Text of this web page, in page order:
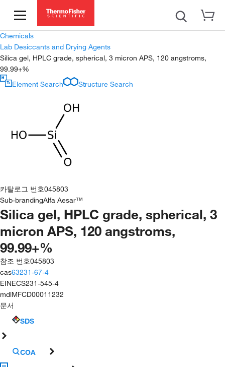
Chemicals
Lab Desiccants and Drying Agents
Silica gel, HPLC grade, spherical, 3 micron APS, 120 angstroms,
99.99+%
Element Search
Structure Search
카탈로그 번호045803
Sub-brandingAlfa Aesar™
Silica gel, HPLC grade, spherical, 3
micron APS, 120 angstroms,
99.99+%
참조 번호045803
cas63231-67-4
EINECS231-545-4
mdlMFCD00011232
문서
SDS
COA